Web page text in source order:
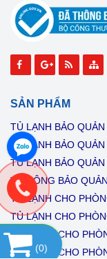
SẢN PHẨM
TỦ LẠNH BẢO
TỦ LẠNH BẢO
TỦ LẠNH BẢO
TỦ ĐÔNG BẢO
TỦ LẠNH CHO
TỦ LẠNH CHO
TỦ ĐÔNG CHO
TỦ ĐÔNG CHO
(0)